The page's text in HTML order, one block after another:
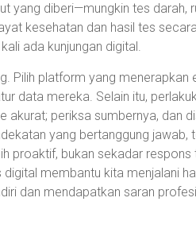
yang diberi—mungkin tes darah,
kesehatan dan hasil tes
ada kunjungan digital.
Pilih platform yang menerapkan
data mereka. Selain itu,
akurat; periksa sumbernya, dan
yang bertanggung jawab,
proaktif, bukan sekadar
digital membantu kita menjalani
dan mendapatkan saran